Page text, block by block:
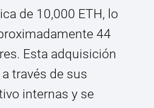
de 10,000 ETH, lo
44
Esta adquisición
través de sus
internas y se